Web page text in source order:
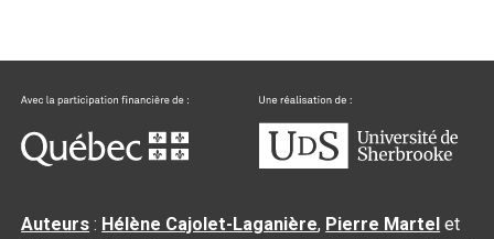
Auteurs : Hélène Cajolet-Laganière, Pierre Martel et